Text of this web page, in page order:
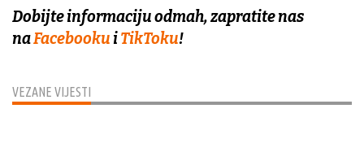
VEZANE VIJESTI
Dobijte informaciju odmah, zapratite nas
naFacebookuiTikToku!